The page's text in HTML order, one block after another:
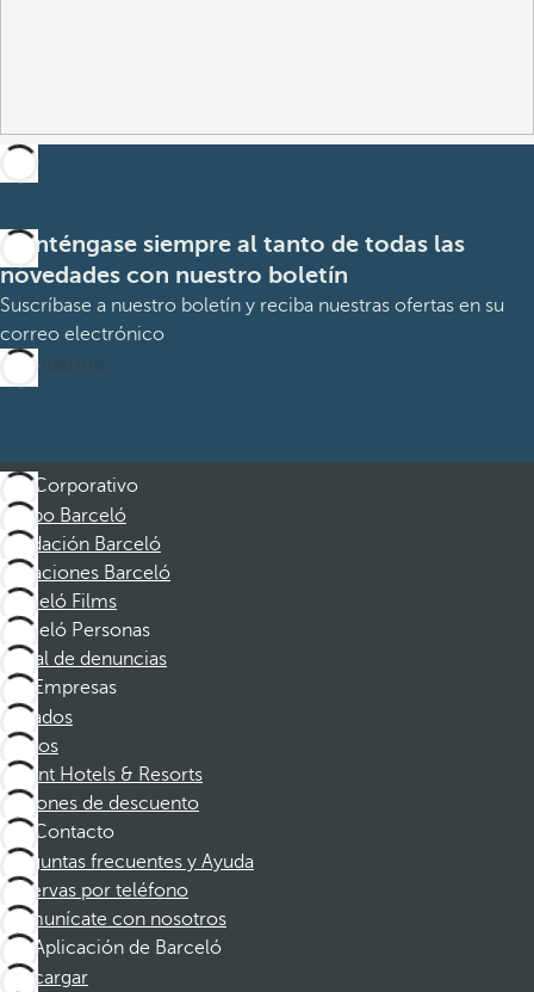
Manténgase siempre al tanto de todas las
novedades con nuestro boletín
Suscríbase a nuestro boletín y reciba nuestras ofertas en su
correo electrónico
Suscribirme
Corporativo
Grupo Barceló
Fundación Barceló
Vacaciones Barceló
Barceló Films
Barceló Personas
Canal de denuncias
Empresas
Afiliados
Socios
Dorint Hotels & Resorts
Cupones de descuento
Contacto
Preguntas frecuentes y Ayuda
Reservas por teléfono
Comunícate con nosotros
Aplicación de Barceló
Descargar